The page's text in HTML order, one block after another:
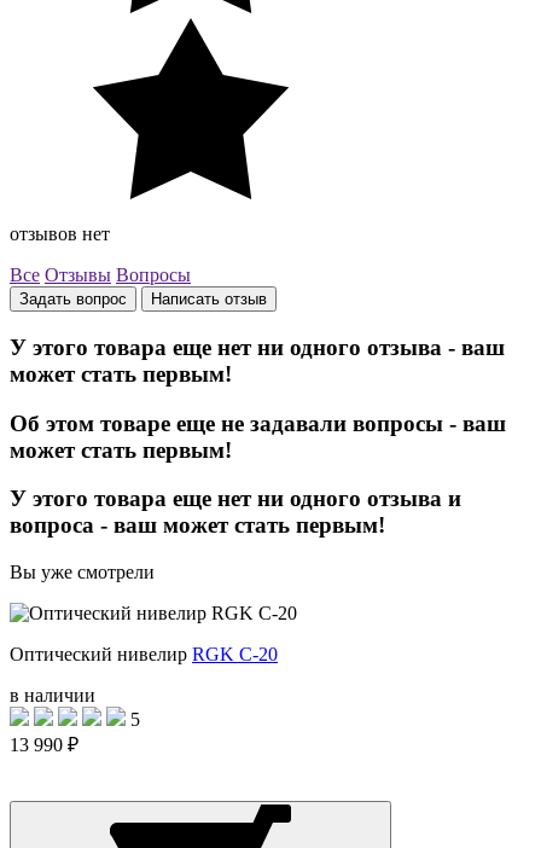
отзывов нет
Все Отзывы Вопросы
Задать вопрос Написать отзыв
У этого товара еще нет ни одного отзыва - ваш
может стать первым!
Об этом товаре еще не задавали вопросы - ваш
может стать первым!
У этого товара еще нет ни одного отзыва и
вопроса - ваш может стать первым!
Вы уже смотрели
Оптический нивелир RGK C-20
в наличии
5
13 990 ₽